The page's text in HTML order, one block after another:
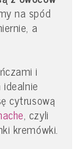
na spód
a
i
cytrusową
, czyli
kremówki.